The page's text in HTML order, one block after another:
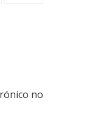
no